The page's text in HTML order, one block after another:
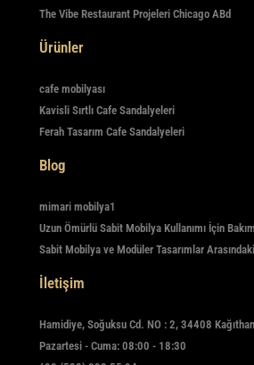
The Vibe Restaurant Projeleri Chicago ABd
Ürünler
cafe mobilyası
Kavisli Sırtlı Cafe Sandalyeleri
Ferah Tasarım Cafe Sandalyeleri
Blog
mimari mobilya1
Uzun Ömürlü Sabit Mobilya Kullanımı İçin
Sabit Mobilya ve Modüler Tasarımlar
İletişim
Hamidiye, Soğuksu Cd. NO : 2, 34408
Pazartesi - Cuma: 08:00 - 18:30